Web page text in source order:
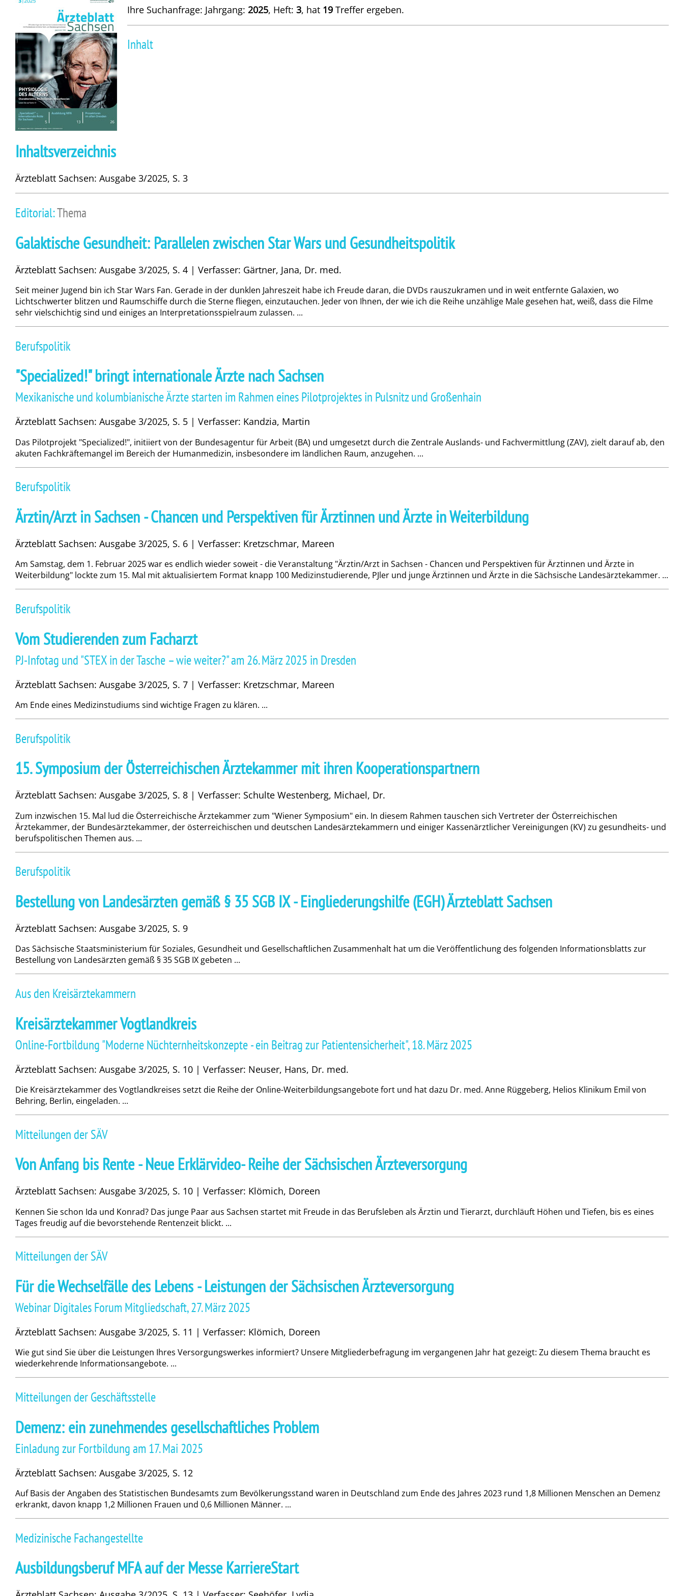
Ihre Suchanfrage: Jahrgang: 2025, Heft: 3, hat 19 Treffer ergeben.
Inhalt
Inhaltsverzeichnis
Ärzteblatt Sachsen: Ausgabe 3/2025, S. 3
Editorial:Thema
Galaktische Gesundheit: Parallelen zwischen Star Wars und Gesundheitspolitik
Ärzteblatt Sachsen: Ausgabe 3/2025, S. 4 | Verfasser: Gärtner, Jana, Dr. med.
Seit meiner Jugend bin ich Star Wars Fan. Gerade in der dunklen Jahreszeit habe ich Freude daran, die DVDs rauszukramen und in weit entfernte Galaxien, wo
Lichtschwerter blitzen und Raumschiffe durch die Sterne fliegen, einzutauchen. Jeder von Ihnen, der wie ich die Reihe unzählige Male gesehen hat, weiß, dass die Filme
sehr vielschichtig sind und einiges an Interpretationsspielraum zulassen. ...
Berufspolitik
"Specialized!" bringt internationale Ärzte nach Sachsen
Mexikanische und kolumbianische Ärzte starten im Rahmen eines Pilotprojektes in Pulsnitz und Großenhain
Ärzteblatt Sachsen: Ausgabe 3/2025, S. 5 | Verfasser: Kandzia, Martin
Das Pilotprojekt "Specialized!", initiiert von der Bundesagentur für Arbeit (BA) und umgesetzt durch die Zentrale Auslands- und Fachvermittlung (ZAV), zielt darauf ab, den
akuten Fachkräftemangel im Bereich der Humanmedizin, insbesondere im ländlichen Raum, anzugehen. ...
Berufspolitik
Ärztin/Arzt in Sachsen - Chancen und Perspektiven für Ärztinnen und Ärzte in Weiterbildung
Ärzteblatt Sachsen: Ausgabe 3/2025, S. 6 | Verfasser: Kretzschmar, Mareen
Am Samstag, dem 1. Februar 2025 war es endlich wieder soweit - die Veranstaltung "Ärztin/Arzt in Sachsen - Chancen und Perspektiven für Ärztinnen und Ärzte in
Weiterbildung" lockte zum 15. Mal mit aktualisiertem Format knapp 100 Medizinstudierende, PJler und junge Ärztinnen und Ärzte in die Sächsische Landesärztekammer. ...
Berufspolitik
Vom Studierenden zum Facharzt
PJ-Infotag und "STEX in der Tasche – wie weiter?" am 26. März 2025 in Dresden
Ärzteblatt Sachsen: Ausgabe 3/2025, S. 7 | Verfasser: Kretzschmar, Mareen
Am Ende eines Medizinstudiums sind wichtige Fragen zu klären. ...
Berufspolitik
15. Symposium der Österreichischen Ärztekammer mit ihren Kooperationspartnern
Ärzteblatt Sachsen: Ausgabe 3/2025, S. 8 | Verfasser: Schulte Westenberg, Michael, Dr.
Zum inzwischen 15. Mal lud die Österreichische Ärztekammer zum "Wiener Symposium" ein. In diesem Rahmen tauschen sich Vertreter der Österreichischen
Ärztekammer, der Bundesärztekammer, der österreichischen und deutschen Landesärztekammern und einiger Kassenärztlicher Vereinigungen (KV) zu gesundheits- und
berufspolitischen Themen aus. ...
Berufspolitik
Bestellung von Landesärzten gemäß § 35 SGB IX - Eingliederungshilfe (EGH) Ärzteblatt Sachsen
Ärzteblatt Sachsen: Ausgabe 3/2025, S. 9
Das Sächsische Staatsministerium für Soziales, Gesundheit und Gesellschaftlichen Zusammenhalt hat um die Veröffentlichung des folgenden Informationsblatts zur
Bestellung von Landesärzten gemäß § 35 SGB IX gebeten ...
Aus den Kreisärztekammern
Kreisärztekammer Vogtlandkreis
Online-Fortbildung "Moderne Nüchternheitskonzepte - ein Beitrag zur Patientensicherheit", 18. März 2025
Ärzteblatt Sachsen: Ausgabe 3/2025, S. 10 | Verfasser: Neuser, Hans, Dr. med.
Die Kreisärztekammer des Vogtlandkreises setzt die Reihe der Online-Weiterbildungsangebote fort und hat dazu Dr. med. Anne Rüggeberg, Helios Klinikum Emil von
Behring, Berlin, eingeladen. ...
Mitteilungen der SÄV
Von Anfang bis Rente - Neue Erklärvideo- Reihe der Sächsischen Ärzteversorgung
Ärzteblatt Sachsen: Ausgabe 3/2025, S. 10 | Verfasser: Klömich, Doreen
Kennen Sie schon Ida und Konrad? Das junge Paar aus Sachsen startet mit Freude in das Berufsleben als Ärztin und Tierarzt, durchläuft Höhen und Tiefen, bis es eines
Tages freudig auf die bevorstehende Rentenzeit blickt. ...
Mitteilungen der SÄV
Für die Wechselfälle des Lebens - Leistungen der Sächsischen Ärzteversorgung
Webinar Digitales Forum Mitgliedschaft, 27. März 2025
Ärzteblatt Sachsen: Ausgabe 3/2025, S. 11 | Verfasser: Klömich, Doreen
Wie gut sind Sie über die Leistungen Ihres Versorgungswerkes informiert? Unsere Mitgliederbefragung im vergangenen Jahr hat gezeigt: Zu diesem Thema braucht es
wiederkehrende Informationsangebote. ...
Mitteilungen der Geschäftsstelle
Demenz: ein zunehmendes gesellschaftliches Problem
Einladung zur Fortbildung am 17. Mai 2025
Ärzteblatt Sachsen: Ausgabe 3/2025, S. 12
Auf Basis der Angaben des Statistischen Bundesamts zum Bevölkerungsstand waren in Deutschland zum ­Ende des Jahres 2023 rund 1,8 Millionen Menschen an Demenz
erkrankt, davon knapp 1,2 Millionen Frauen und 0,6 Millionen Männer. ...
Medizinische Fachangestellte
Ausbildungsberuf MFA auf der Messe KarriereStart